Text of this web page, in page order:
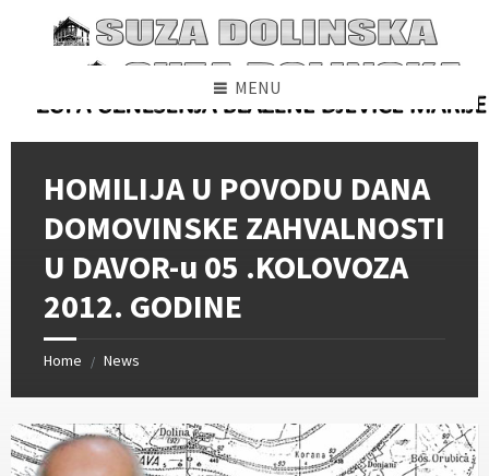
content
MENU
HOMILIJA U POVODU DANA
DOMOVINSKE ZAHVALNOSTI
U DAVOR-u 05 .KOLOVOZA
2012. GODINE
Home / News